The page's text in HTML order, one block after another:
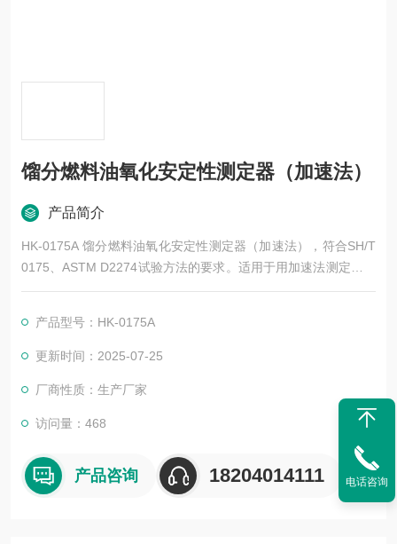
馏分燃料油氧化安定性测定器（加速法）
产品简介
HK-0175A 馏分燃料油氧化安定性测定器（加速法），符合SH/T
0175、ASTM D2274试验方法的要求。适用于用加速法测定馏分
燃料油的氧化安定性。
产品型号：HK-0175A
更新时间：2025-07-25
厂商性质：生产厂家
访问量：468
产品咨询 18204014111 电话咨询